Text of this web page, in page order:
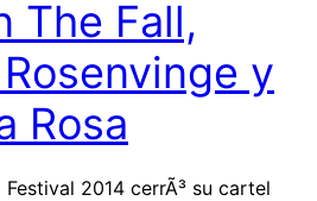
The Fall,
y
Rosa
2014 cerrÃ³ su cartel